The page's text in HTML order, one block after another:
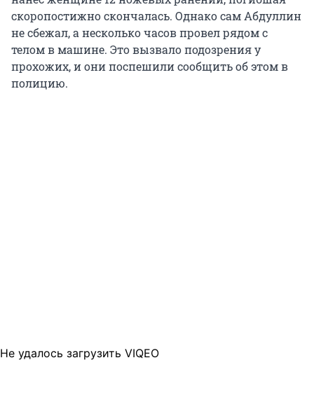
скоропостижно скончалась. Однако сам Абдуллин
не сбежал, а несколько часов провел рядом с
телом в машине. Это вызвало подозрения у
прохожих, и они поспешили сообщить об этом в
полицию.
Не удалось загрузить VIQEO